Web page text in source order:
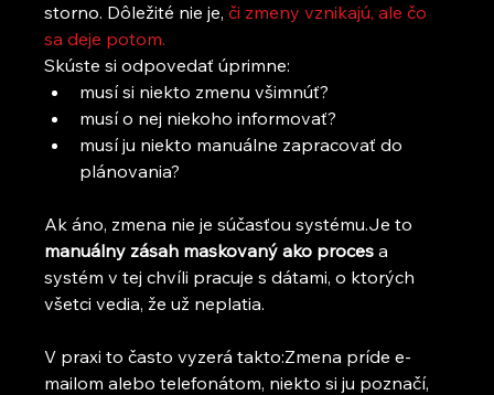
storno. Dôležité nie je, či zmeny vznikajú, ale čo
sa deje potom.
Skúste si odpovedať úprimne:
musí si niekto zmenu všimnúť?
musí o nej niekoho informovať?
musí ju niekto manuálne zapracovať do
plánovania?
Ak áno, zmena nie je súčasťou systému.Je to
manuálny zásah maskovaný ako proces a
systém v tej chvíli pracuje s dátami, o ktorých
všetci vedia, že už neplatia.
V praxi to často vyzerá takto:Zmena príde e-
mailom alebo telefonátom, niekto si ju poznačí,